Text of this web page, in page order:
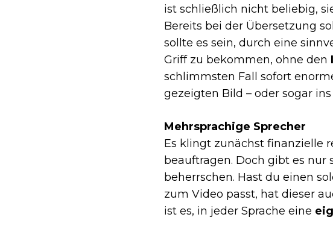
ist schließlich nicht beliebig,
Bereits bei der Übersetzung
sollte es sein, durch eine
Griff zu bekommen, ohne den
schlimmsten Fall sofort
gezeigten Bild – oder sogar
Mehrsprachige Sprecher
Es klingt zunächst finanzielle
beauftragen. Doch gibt es nur
beherrschen. Hast du einen
zum Video passt, hat dieser
ist es, in jeder Sprache eine